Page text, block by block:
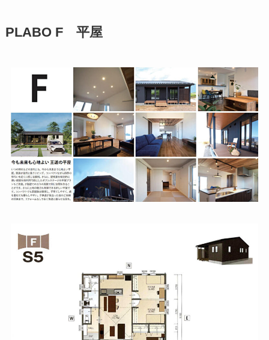
PLABO F 平屋